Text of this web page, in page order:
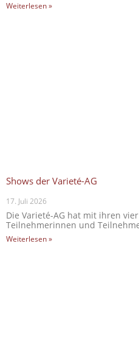
Weiterlesen »
Shows der Varieté-AG
17. Juli 2026
Die Varieté-AG hat mit ihren
Teilnehmerinnen und
Weiterlesen »